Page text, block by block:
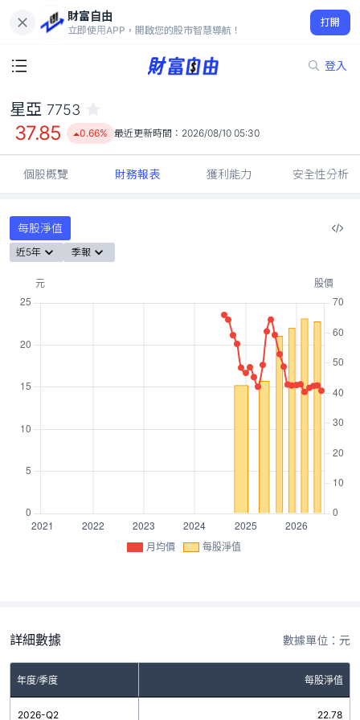
財富自由
立即使用APP，開啟您的股市智慧導航！
打開
登入
37.85
0.66%
星亞 7753
37.85 0.66% 最近更新時間： 2026/08/10 05:30
個股概覽 財務報表 獲利能力 安全性分析
每股淨值
近5年 季報
月均價 每股淨值
詳細數據 數據單位：元
年度/季度 每股淨值
2026-Q2 22.78